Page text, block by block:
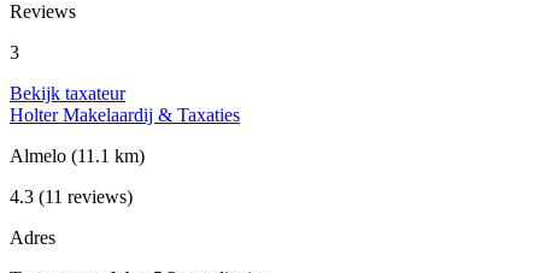
Reviews
3
Bekijk taxateur
Holter Makelaardij & Taxaties
Almelo (11.1 km)
4.3 (11 reviews)
Adres